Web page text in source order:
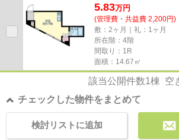
5.83万円
(管理費・共益費 2,200円)
敷：2ヶ月｜礼：1ヶ月
所在階：4階
間取り：1R
面積：14.67㎡
該当公開件数1棟 空
チェックした物件をまとめて
検討リストに追加